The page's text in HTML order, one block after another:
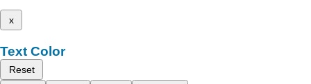
x
Text Color
Reset